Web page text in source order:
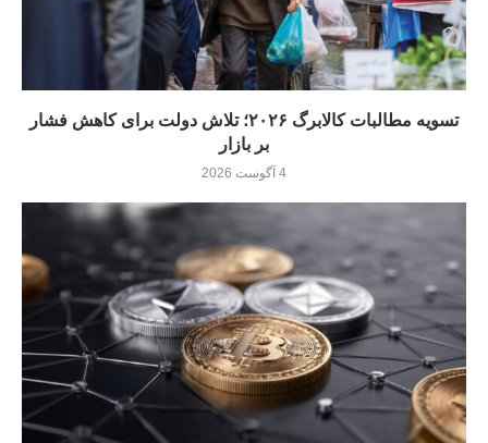
تسویه مطالبات کالابرگ ۲۰۲۶؛ تلاش دولت برای کاهش فشار
بر بازار
4 آگوست 2026